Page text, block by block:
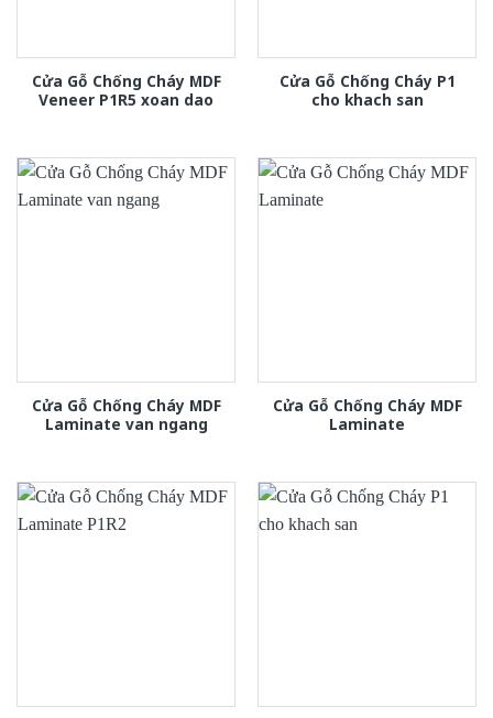
Cửa Gỗ Chống Cháy MDF
Veneer P1R5 xoan dao
Cửa Gỗ Chống Cháy P1
cho khach san
Cửa Gỗ Chống Cháy MDF
Laminate van ngang
Cửa Gỗ Chống Cháy MDF
Laminate